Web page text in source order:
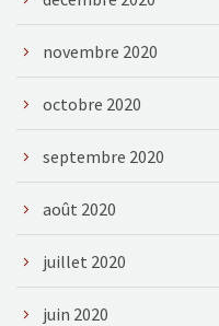
novembre 2020
octobre 2020
septembre 2020
août 2020
juillet 2020
juin 2020